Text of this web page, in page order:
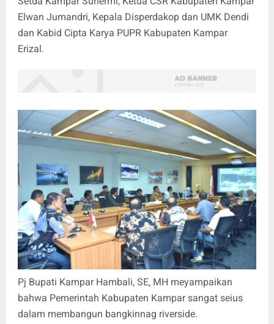
Elwan Jumandri, Kepala Disperdakop dan UMK Dendi
dan Kabid Cipta Karya PUPR Kabupaten Kampar
Erizal.
Pj Bupati Kampar Hambali, SE, MH meyampaikan
bahwa Pemerintah Kabupaten Kampar sangat seius
dalam membangun bangkinnag riverside.